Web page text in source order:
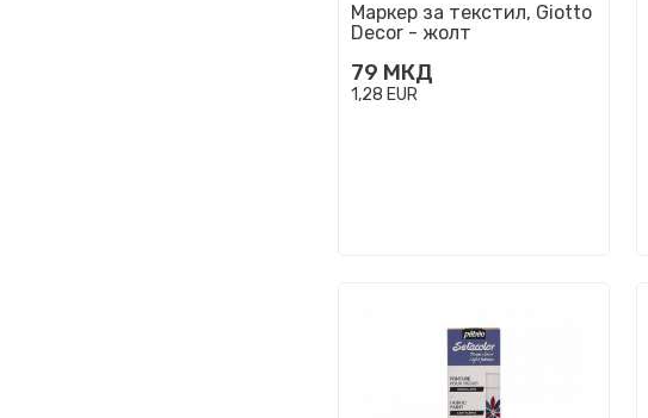
Маркер за текстил, Giotto
Decor - жолт
79 МКД
1,28 EUR